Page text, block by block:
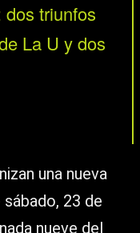
triunfos
La U y dos
una nueva
23 de
nueve del